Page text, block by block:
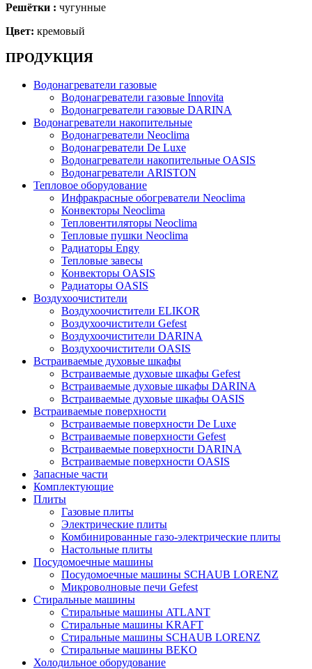
Решётки : чугунные
Цвет: кремовый
ПРОДУКЦИЯ
Водонагреватели газовые
Водонагреватели газовые Innovita
Водонагреватели газовые DARINA
Водонагреватели накопительные
Водонагреватели Neoclima
Водонагреватели De Luxe
Водонагреватели накопительные OASIS
Водонагреватели ARISTON
Тепловое оборудование
Инфракрасные обогреватели Neoclima
Конвекторы Neoclima
Тепловентиляторы Neoclima
Тепловые пушки Neoclima
Радиаторы Engy
Тепловые завесы
Конвекторы OASIS
Радиаторы OASIS
Воздухоочистители
Воздухоочистители ELIKOR
Воздухоочистители Gefest
Воздухоочистители DARINA
Воздухоочистители OASIS
Встраиваемые духовые шкафы
Встраиваемые духовые шкафы Gefest
Встраиваемые духовые шкафы DARINA
Встраиваемые духовые шкафы OASIS
Встраиваемые поверхности
Встраиваемые поверхности De Luxe
Встраиваемые поверхности Gefest
Встраиваемые поверхности DARINA
Встраиваемые поверхности OASIS
Запасные части
Комплектующие
Плиты
Газовые плиты
Электрические плиты
Комбинированные газо-электрические плиты
Настольные плиты
Посудомоечные машины
Посудомоечные машины SCHAUB LORENZ
Микроволновые печи Gefest
Стиральные машины
Стиральные машины ATLANT
Стиральные машины KRAFT
Стиральные машины SCHAUB LORENZ
Стиральные машины BEKO
Холодильное оборудование